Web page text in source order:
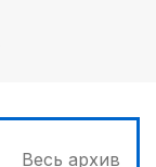
Весь архив